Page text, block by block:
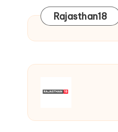
Rajasthan18